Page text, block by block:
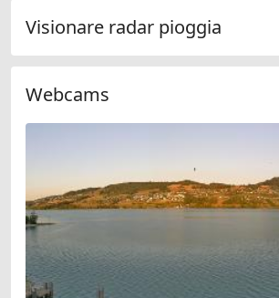
Visionare radar pioggia
Webcams